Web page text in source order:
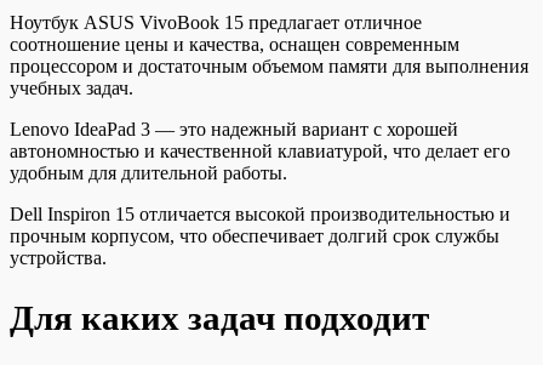
Ноутбук ASUS VivoBook 15 предлагает отличное
соотношение цены и качества, оснащен современным
процессором и достаточным объемом памяти для выполнения
учебных задач.
Lenovo IdeaPad 3 — это надежный вариант с хорошей
автономностью и качественной клавиатурой, что делает его
удобным для длительной работы.
Dell Inspiron 15 отличается высокой производительностью и
прочным корпусом, что обеспечивает долгий срок службы
устройства.
Для каких задач подходит